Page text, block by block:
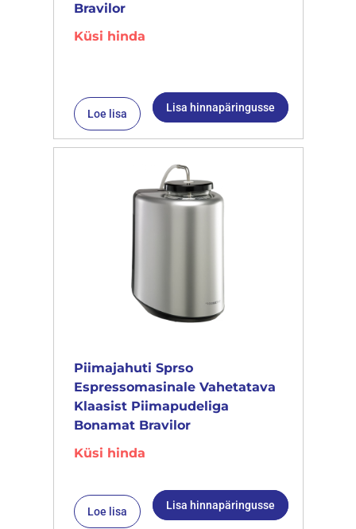
Bravilor
Küsi hinda
Loe lisa Lisa hinnapäringusse
Piimajahuti Sprso
Espressomasinale Vahetatava
Klaasist Piimapudeliga
Bonamat Bravilor
Küsi hinda
Loe lisa Lisa hinnapäringusse